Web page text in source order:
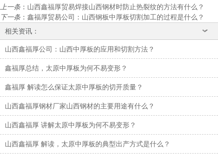
上一条： 山西鑫福厚贸易焊接山西钢材时防止热裂纹的方法有什么？
下一条： 鑫福厚贸易公司：山西钢板中厚板切割加工的过程是什么？
相关资讯：
山西鑫福厚公司：山西中厚板的应用和切割方法？
鑫福厚总结，太原中厚板为何不易变形？
鑫福厚 解读怎么保证太原中厚板的切开质量？
山西鑫福厚钢材厂家山西钢材的主要用途有什么？
山西鑫福厚 讲解太原中厚板为何不易变形？
山西鑫福厚 解读，太原中厚板的典型出产方式是什么？